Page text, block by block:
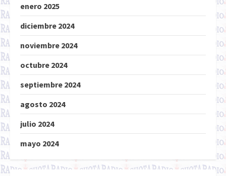
enero 2025
diciembre 2024
noviembre 2024
octubre 2024
septiembre 2024
agosto 2024
julio 2024
mayo 2024